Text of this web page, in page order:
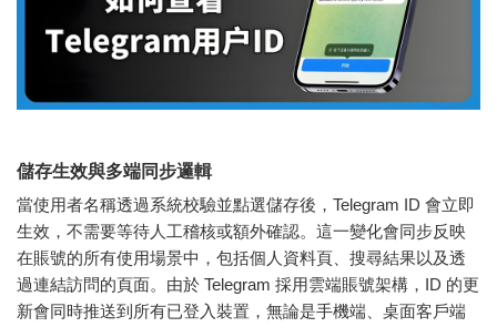
儲存生效與多端同步邏輯
當使用者名稱透過系統校驗並點選儲存後，Telegram ID 會立即
生效，不需要等待人工稽核或額外確認。這一變化會同步反映
在賬號的所有使用場景中，包括個人資料頁、搜尋結果以及透
過連結訪問的頁面。由於 Telegram 採用雲端賬號架構，ID 的更
新會同時推送到所有已登入裝置，無論是手機端、桌面客戶端